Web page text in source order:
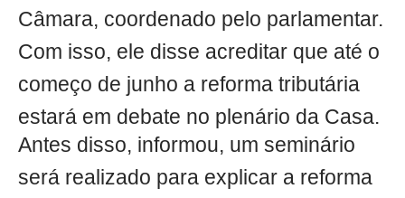
Câmara, coordenado pelo parlamentar.
Com isso, ele disse acreditar que até o
começo de junho a reforma tributária
estará em debate no plenário da Casa.
Antes disso, informou, um seminário
será realizado para explicar a reforma